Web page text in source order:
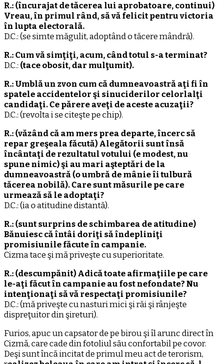
R.: (încurajat de tăcerea lui aprobatoare, continui)
Vreau, în primul rând, să vă felicit pentru victoria
în lupta electorală.
D.C.: (se simte măgulit, adoptând o tăcere mândră).
R.: Cum vă simţiţi, acum, când totul s-a terminat?
D.C.: (tace obosit, dar mulţumit).
R.: Umblă un zvon cum că dumneavoastră aţi fi în
spatele accidentelor şi sinuciderilor celorlalţi
candidaţi. Ce părere aveţi de aceste acuzaţii?
D.C.: (revolta i se citeşte pe chip).
R.: (văzând că am mers prea departe, încerc să
repar greşeala făcută) Alegătorii sunt însă
încântaţi de rezultatul votului (e modest, nu
spune nimic) şi au mari aşteptări de la
dumneavoastră (o umbră de mânie îi tulbură
tăcerea nobilă). Care sunt măsurile pe care
urmează să le adoptaţi?
D.C.: (ia o atitudine distantă).
R.: (sunt surprins de schimbarea de atitudine)
Bănuiesc că întâi doriţi să îndepliniţi
promisiunile făcute în campanie.
Cizma tace şi mă priveşte cu superioritate.
R.: (descumpănit) Adică toate afirmaţiile pe care
le-aţi făcut în campanie au fost nefondate? Nu
intenţionaţi să vǎ respectaţi promisiunile?
D.C.: (mă priveşte cu nasturi mici şi răi şi rânjeşte
dispreţuitor din şireturi).
Furios, apuc un capsator de pe birou şi îl arunc direct în
Cizmǎ, care cade din fotoliul său confortabil pe covor.
Deşi sunt încă incitat de primul meu act de terorism,